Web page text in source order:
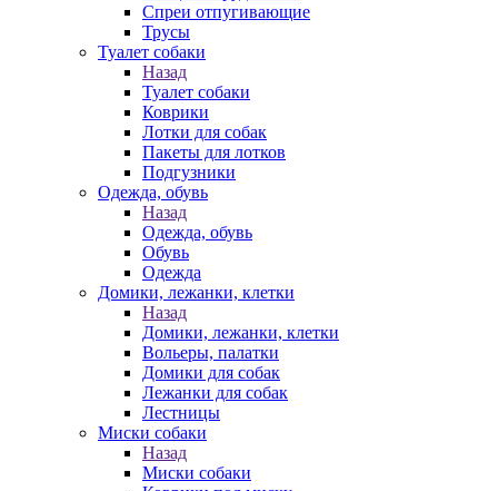
Спреи отпугивающие
Трусы
Туалет собаки
Назад
Туалет собаки
Коврики
Лотки для собак
Пакеты для лотков
Подгузники
Одежда, обувь
Назад
Одежда, обувь
Обувь
Одежда
Домики, лежанки, клетки
Назад
Домики, лежанки, клетки
Вольеры, палатки
Домики для собак
Лежанки для собак
Лестницы
Миски собаки
Назад
Миски собаки